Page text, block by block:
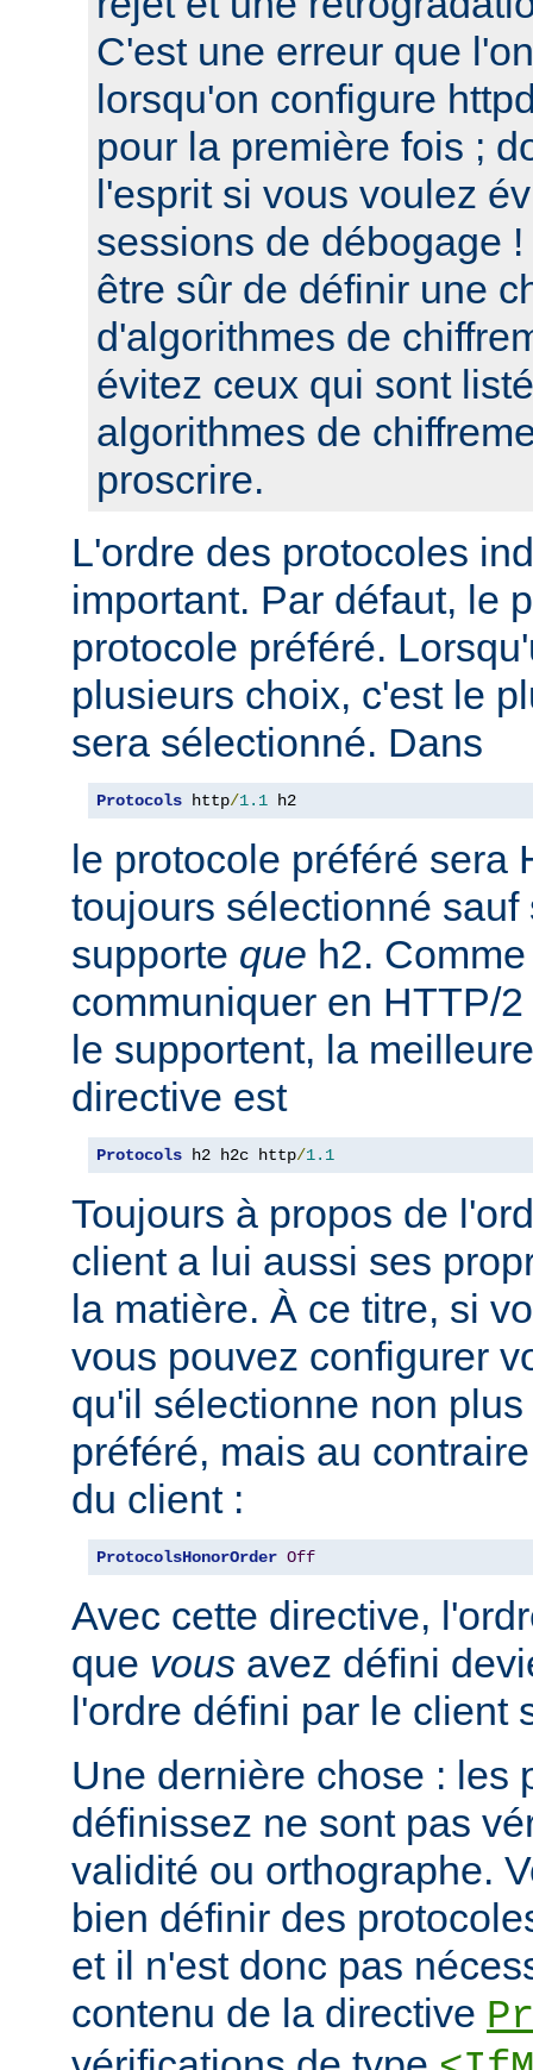
C'est une erreur que
lorsqu'on configure
pour la première fois ;
l'esprit si vous voulez
sessions de débogage
être sûr de définir une
d'algorithmes de
évitez ceux qui sont
algorithmes de
proscrire.
L'ordre des protocoles
important. Par défaut, le
protocole préféré.
plusieurs choix, c'est le
sera sélectionné. Dans
Protocols http/1.1 h2
le protocole préféré sera
toujours sélectionné sauf
supporte que h2.
communiquer en HTTP/
le supportent, la
directive est
Protocols h2 h2c http/1.1
Toujours à propos de
client a lui aussi ses
la matière. À ce titre, si
vous pouvez configurer
qu'il sélectionne non
préféré, mais au
du client :
ProtocolsHonorOrder Off
Avec cette directive,
que vous avez défini
l'ordre défini par le client
Une dernière chose : les
définissez ne sont pas
validité ou orthographe.
bien définir des
et il n'est donc pas
contenu de la directive